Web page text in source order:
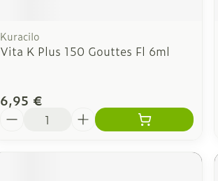
Kuracilo
Vita K Plus 150 Gouttes Fl 6ml
6,95 €
Quantité